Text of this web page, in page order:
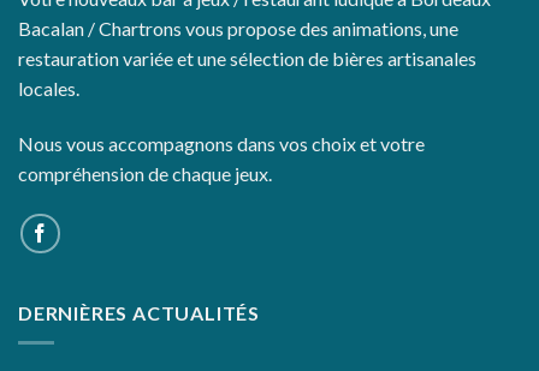
Bacalan / Chartrons vous propose des animations, une
restauration variée et une sélection de bières artisanales
locales.
Nous vous accompagnons dans vos choix et votre
compréhension de chaque jeux.
DERNIÈRES ACTUALITÉS